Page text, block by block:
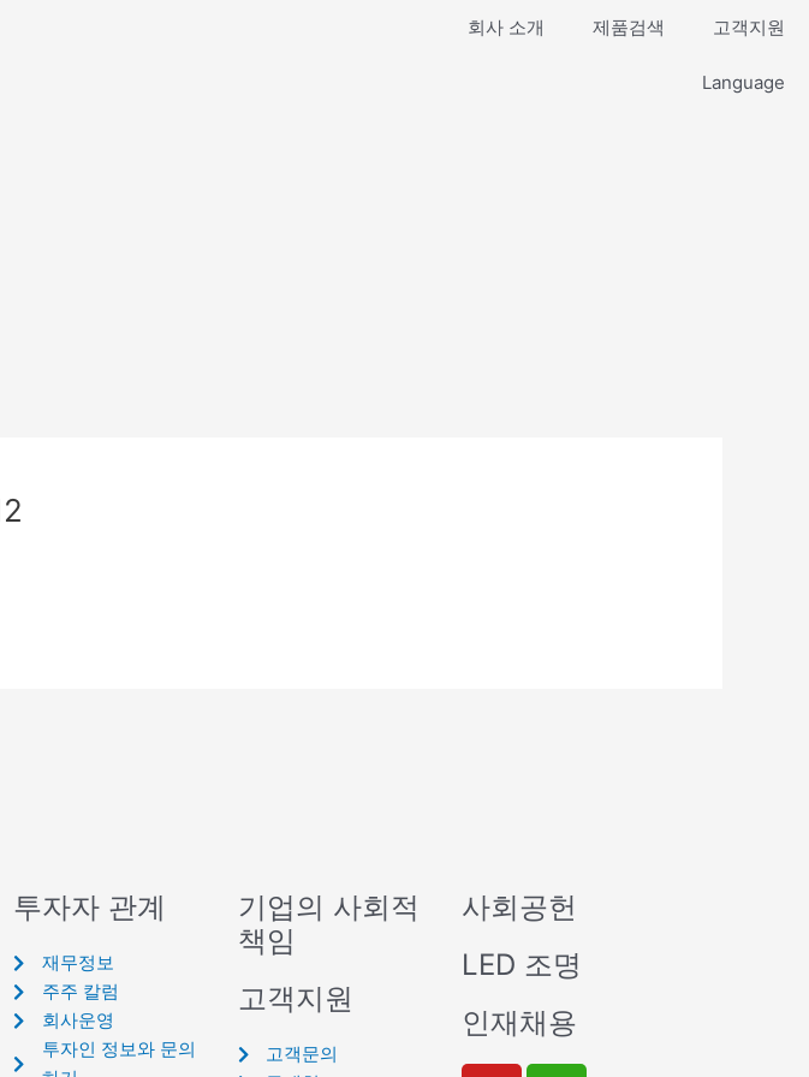
회사 소개 제품검색 고객지원
Language
투자자 관계
재무정보
주주 칼럼
회사운영
투자인 정보와 문의
기업의 사회적
책임
고객지원
고객문의
사회공헌
LED 조명
인재채용